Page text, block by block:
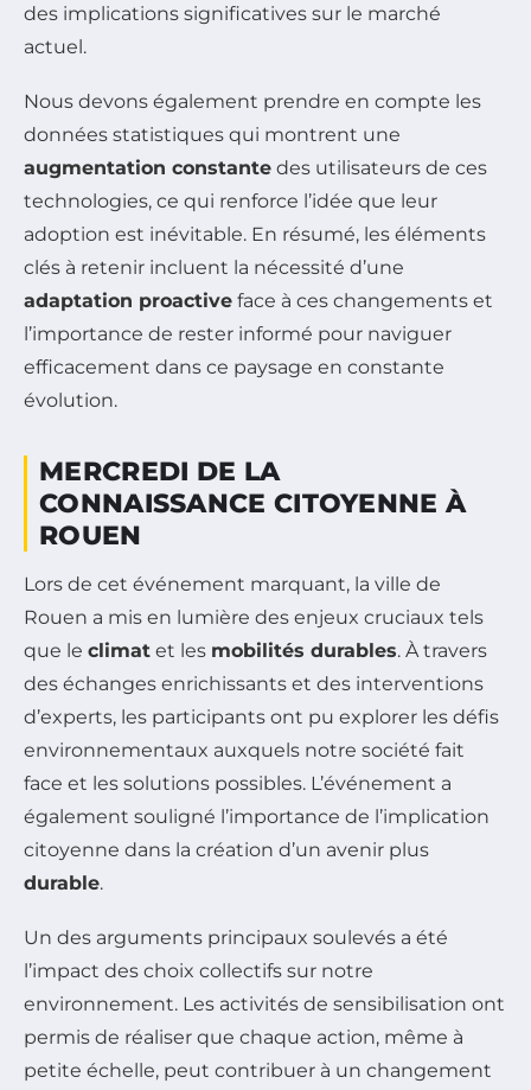
des implications significatives sur le marché
actuel.
Nous devons également prendre en compte les
données statistiques qui montrent une
augmentation constante des utilisateurs de ces
technologies, ce qui renforce l’idée que leur
adoption est inévitable. En résumé, les éléments
clés à retenir incluent la nécessité d’une
adaptation proactive face à ces changements et
l’importance de rester informé pour naviguer
efficacement dans ce paysage en constante
évolution.
MERCREDI DE LA
CONNAISSANCE CITOYENNE À
ROUEN
Lors de cet événement marquant, la ville de
Rouen a mis en lumière des enjeux cruciaux tels
que le climat et les mobilités durables. À travers
des échanges enrichissants et des interventions
d’experts, les participants ont pu explorer les défis
environnementaux auxquels notre société fait
face et les solutions possibles. L’événement a
également souligné l’importance de l’implication
citoyenne dans la création d’un avenir plus
durable.
Un des arguments principaux soulevés a été
l’impact des choix collectifs sur notre
environnement. Les activités de sensibilisation ont
permis de réaliser que chaque action, même à
petite échelle, peut contribuer à un changement